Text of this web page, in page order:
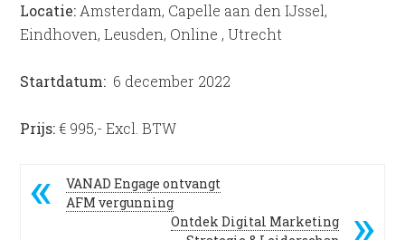
Locatie: Amsterdam, Capelle aan den IJssel,
Eindhoven, Leusden, Online , Utrecht
Startdatum: 6 december 2022
Prijs:€ 995,- Excl. BTW
VANAD Engage ontvangt
AFM vergunning
Ontdek Digital Marketing